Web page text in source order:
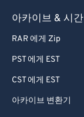
아카이브 & 시간
RAR 에게 Zip
PST 에게 EST
CST 에게 EST
아카이브 변환기